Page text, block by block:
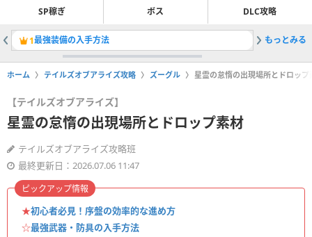
SP稼ぎ ボス DLC攻略
1最強装備の入手方法 2DLCの
もっとみる
ホーム テイルズオブアライズ攻略 ズーグル 星霊の怠惰の出現場所とドロップ
【テイルズオブアライズ】
星霊の怠惰の出現場所とドロップ素材
テイルズオブアライズ攻略班
最終更新日：2026.07.06 11:47
★初心者必見！序盤の効率的な進め方
☆最強武器・防具の入手方法
ピックアップ情報